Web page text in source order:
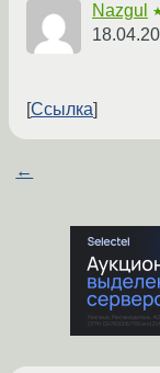
Nazgul
Ссылка
←